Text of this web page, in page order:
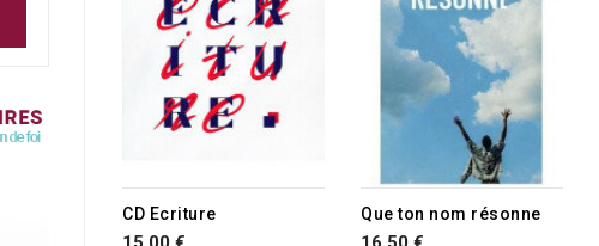
CD Ecriture Que ton nom résonne